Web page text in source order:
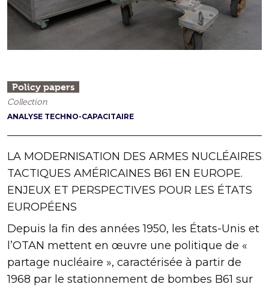
Policy papers
Collection
ANALYSE TECHNO-CAPACITAIRE
LA MODERNISATION DES ARMES NUCLÉAIRES
TACTIQUES AMÉRICAINES B61 EN EUROPE.
ENJEUX ET PERSPECTIVES POUR LES ÉTATS
EUROPÉENS
Depuis la fin des années 1950, les États-Unis et
l’OTAN mettent en œuvre une politique de «
partage nucléaire », caractérisée à partir de
1968 par le stationnement de bombes B61 sur